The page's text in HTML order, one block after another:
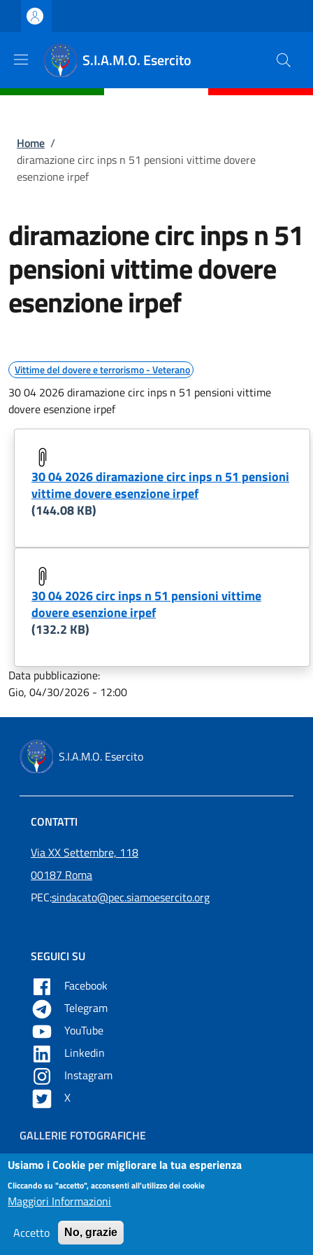
Salta al contenuto principale
Skip to footer content
S.I.A.M.O. Esercito
Briciole di pane
Home /
diramazione circ inps n 51 pensioni vittime dovere
esenzione irpef
diramazione circ inps n 51
pensioni vittime dovere
esenzione irpef
Vittime del dovere e terrorismo - Veterano
30 04 2026 diramazione circ inps n 51 pensioni vittime
dovere esenzione irpef
30 04 2026 diramazione circ inps n 51 pensioni
vittime dovere esenzione irpef
(144.08 KB)
30 04 2026 circ inps n 51 pensioni vittime
dovere esenzione irpef
(132.2 KB)
Data pubblicazione:
Gio, 04/30/2026 - 12:00
S.I.A.M.O. Esercito
CONTATTI
Via XX Settembre, 118
00187 Roma
PEC:sindacato@pec.siamoesercito.org
SEGUICI SU
Facebook
Telegram
YouTube
Linkedin
Instagram
X
Piè di pagina
GALLERIE FOTOGRAFICHE
Small prints
Useful links section
Contatti
Privacy e Cookies Policy
Usiamo i Cookie per migliorare la tua esperienza
Cliccando su "accetto", acconsenti all'utilizzo dei cookie
Maggiori Informazioni
Accetto
No, grazie